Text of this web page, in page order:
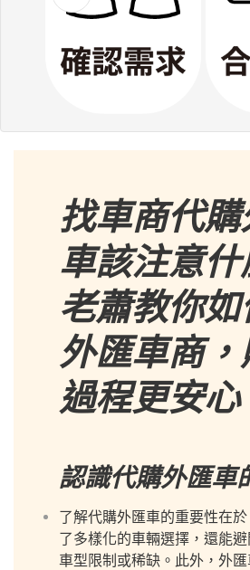
找車商代購
車該注意什
老蕭教你
外匯車商，
過程更安心
認識代購外匯車
了解代購外匯車的重要性在
了多樣化的車輛選擇，還能
車型限制或稀缺。此外，外